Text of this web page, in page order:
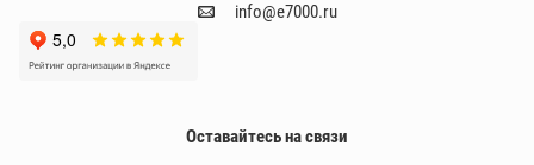
info@e7000.ru
Оставайтесь на связи